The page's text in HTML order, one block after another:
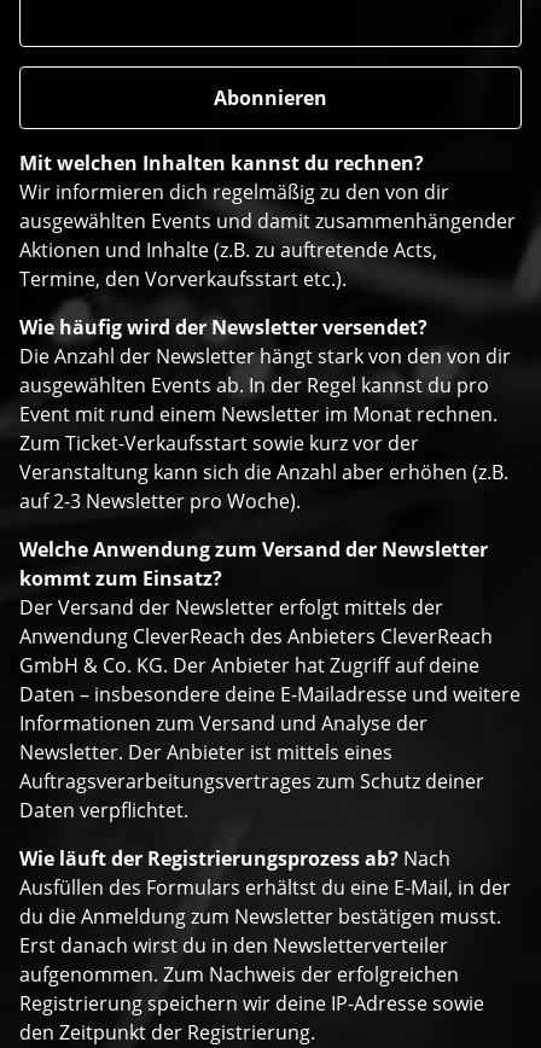
Mit welchen Inhalten kannst du rechnen?
Wir informieren dich regelmäßig zu den von dir
ausgewählten Events und damit zusammenhängender
Aktionen und Inhalte (z.B. zu auftretende Acts,
Termine, den Vorverkaufsstart etc.).
Wie häufig wird der Newsletter versendet?
Die Anzahl der Newsletter hängt stark von den von dir
ausgewählten Events ab. In der Regel kannst du pro
Event mit rund einem Newsletter im Monat rechnen.
Zum Ticket-Verkaufsstart sowie kurz vor der
Veranstaltung kann sich die Anzahl aber erhöhen (z.B.
auf 2-3 Newsletter pro Woche).
Welche Anwendung zum Versand der Newsletter
kommt zum Einsatz?
Der Versand der Newsletter erfolgt mittels der
Anwendung CleverReach des Anbieters CleverReach
GmbH & Co. KG. Der Anbieter hat Zugriff auf deine
Daten – insbesondere deine E-Mailadresse und weitere
Informationen zum Versand und Analyse der
Newsletter. Der Anbieter ist mittels eines
Auftragsverarbeitungsvertrages zum Schutz deiner
Daten verpflichtet.
Wie läuft der Registrierungsprozess ab? Nach
Ausfüllen des Formulars erhältst du eine E-Mail, in der
du die Anmeldung zum Newsletter bestätigen musst.
Erst danach wirst du in den Newsletterverteiler
aufgenommen. Zum Nachweis der erfolgreichen
Registrierung speichern wir deine IP-Adresse sowie
den Zeitpunkt der Registrierung.